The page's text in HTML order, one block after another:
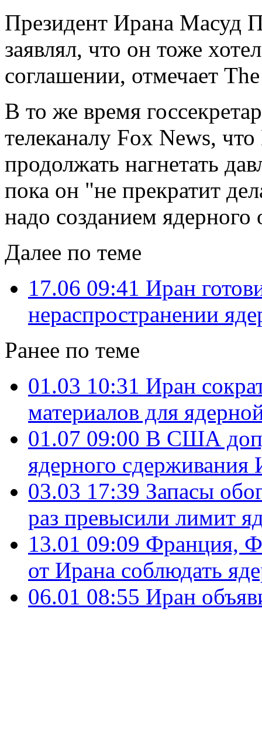
Президент Ирана Масуд
заявлял, что он тоже
соглашении, отмечает
В то же время
телеканалу Fox News,
продолжать нагнетать
пока он "не прекратит
надо созданием ядерного
Далее по теме
17.06 09:41 Иран
нераспространении
Ранее по теме
01.03 10:31 Иран
материалов для
01.07 09:00 В США
ядерного сдерживания
03.03 17:39 Запасы
раз превысили лимит
13.01 09:09 Франция,
от Ирана соблюдать
06.01 08:55 Иран